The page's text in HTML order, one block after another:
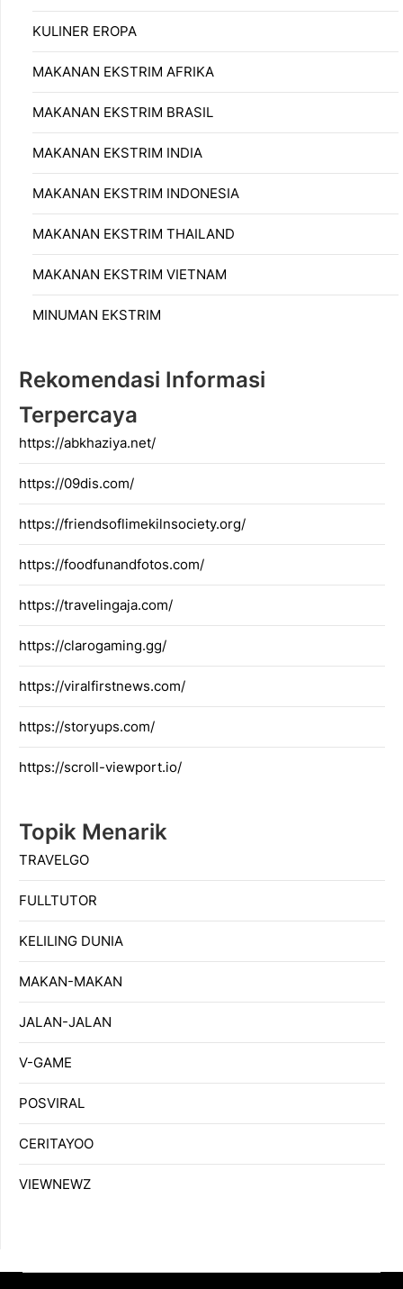
KULINER EROPA
MAKANAN EKSTRIM AFRIKA
MAKANAN EKSTRIM BRASIL
MAKANAN EKSTRIM INDIA
MAKANAN EKSTRIM INDONESIA
MAKANAN EKSTRIM THAILAND
MAKANAN EKSTRIM VIETNAM
MINUMAN EKSTRIM
Rekomendasi Informasi
Terpercaya
https://abkhaziya.net/
https://09dis.com/
https://friendsoflimekilnsociety.org/
https://foodfunandfotos.com/
https://travelingaja.com/
https://clarogaming.gg/
https://viralfirstnews.com/
https://storyups.com/
https://scroll-viewport.io/
Topik Menarik
TRAVELGO
FULLTUTOR
KELILING DUNIA
MAKAN-MAKAN
JALAN-JALAN
V-GAME
POSVIRAL
CERITAYOO
VIEWNEWZ